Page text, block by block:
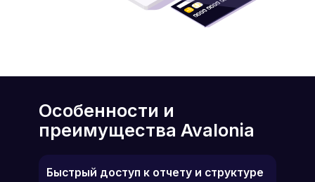
Особенности и
преимущества Avalonia
Быстрый доступ к отчету и структуре